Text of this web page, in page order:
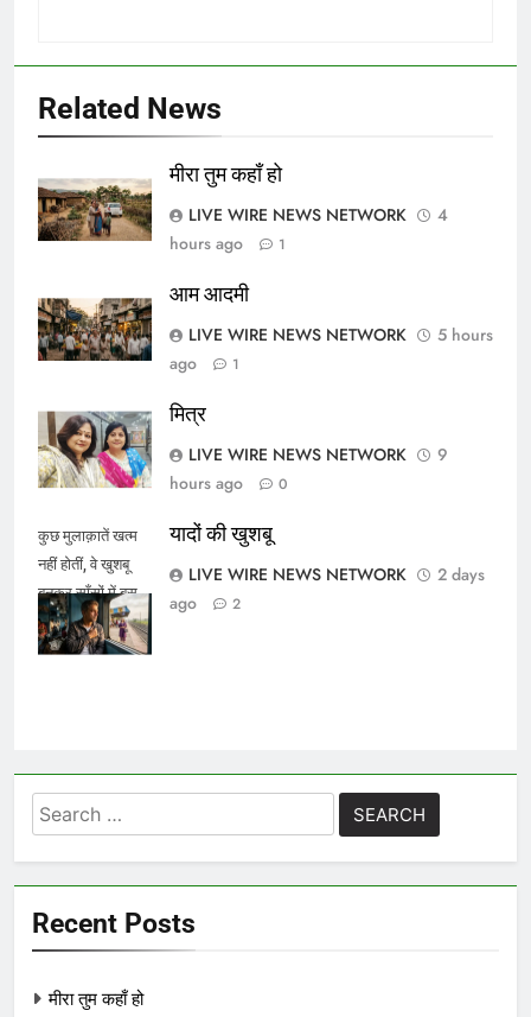
Related News
मीरा तुम कहाँ हो
LIVE WIRE NEWS NETWORK
4
hours ago
1
आम आदमी
LIVE WIRE NEWS NETWORK
5 hours
ago
1
मित्र
LIVE WIRE NEWS NETWORK
9
hours ago
0
कुछ मुलाक़ातें खत्म
नहीं होतीं, वे खुशबू
बनकर साँसों में बस
जाती हैं।
यादों की खुशबू
LIVE WIRE NEWS NETWORK
2 days
ago
2
Search
for:
Recent Posts
मीरा तुम कहाँ हो